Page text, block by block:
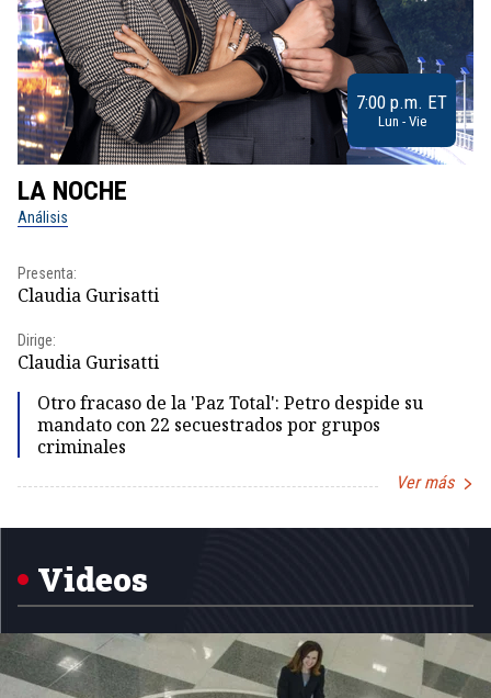
7:00 p.m. ET
Lun - Vie
LA NOCHE
Análisis
Presenta:
Claudia Gurisatti
Dirige:
Claudia Gurisatti
Otro fracaso de la 'Paz Total': Petro despide su
mandato con 22 secuestrados por grupos
criminales
Ver más
1
Videos